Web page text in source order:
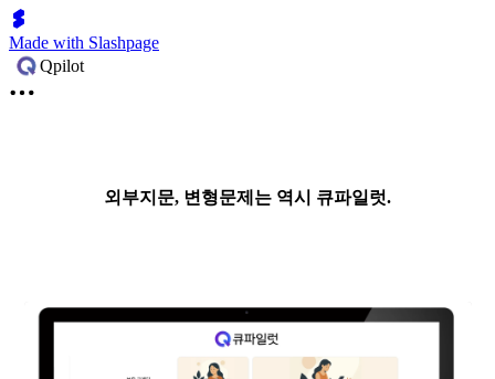
Made with Slashpage
Qpilot
외부지문, 변형문제는 역시 큐파일럿.